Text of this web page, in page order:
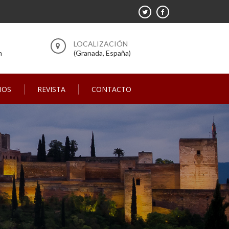
(Granada, España)
REVISTA CONTACTO